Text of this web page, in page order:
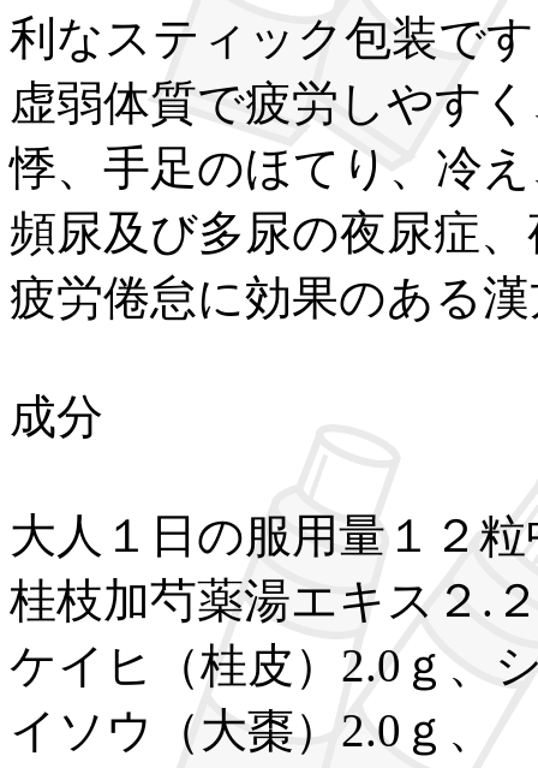
利なスティック包装で
虚弱体質で疲労しやす
悸、手足のほてり、冷
頻尿及び多尿の夜尿症
疲労倦怠に効果のある
成分
大人１日の服用量１２粒
桂枝加芍薬湯エキス２.
ケイヒ（桂皮）2.0ｇ、
イソウ（大棗）2.0ｇ、